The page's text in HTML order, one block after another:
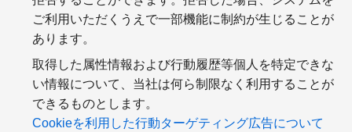
ご利用いただくうえで一部機能に制約が生じることが
あります。
取得した属性情報および行動履歴等個人を特定できな
い情報について、当社は何ら制限なく利用することが
できるものとします。
Cookieを利用した行動ターゲティング広告について